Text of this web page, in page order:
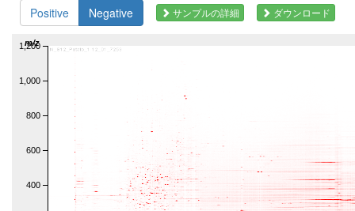
Positive Negative サンプルの詳細 ダウンロード
400
600
800
1,000
1,200
m/z